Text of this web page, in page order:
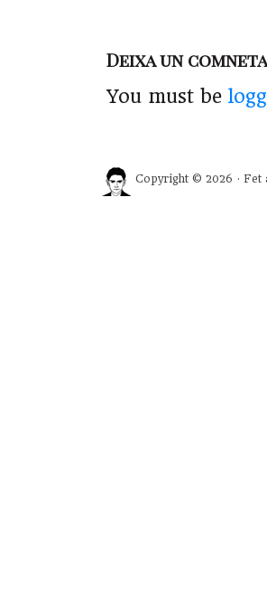
Deixa un
You must be
Copyright © 2026 · Fet